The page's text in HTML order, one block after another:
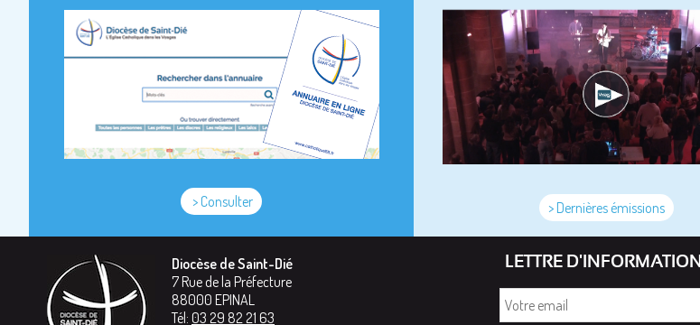
> Consulter > Dernières émissions
Diocèse de Saint-Dié
7 Rue de la Préfecture
88000 EPINAL
Tél: 03 29 82 21 63
LETTRE D'INFORMATION